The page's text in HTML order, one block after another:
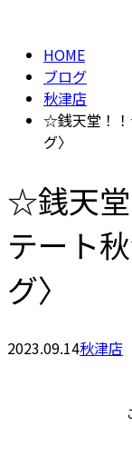
HOME
ブログ
秋津店
☆銭天堂！
グ〉
☆銭天
テート
グ〉
2023.09.14秋津店